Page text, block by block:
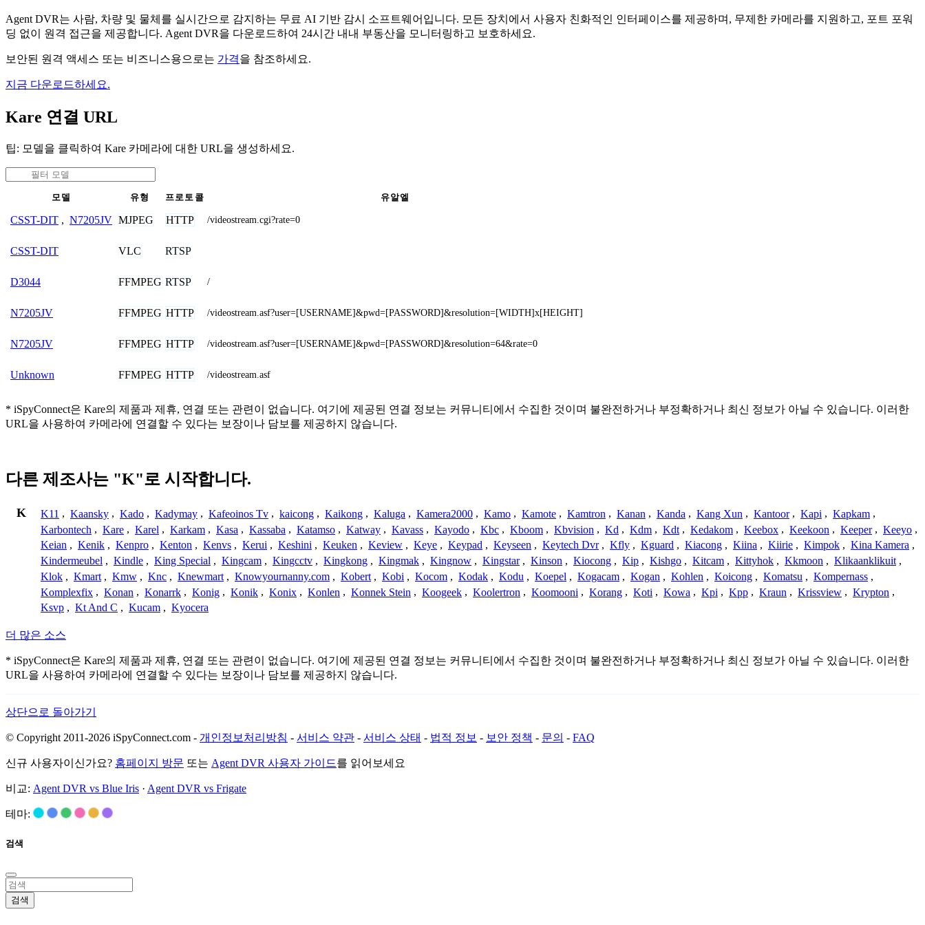
Agent DVR는 사람, 차량 및 물체를 실시간으로 감지하는 무료 AI 기반 감시 소프트웨어입니다. 모든 장치에서 사용자 친화적인 인터페이스를 제공하며, 무제한 카메라를 지원하고, 포트 포워
딩 없이 원격 접근을 제공합니다. Agent DVR을 다운로드하여 24시간 내내 부동산을 모니터링하고 보호하세요.
보안된 원격 액세스 또는 비즈니스용으로는 가격을 참조하세요.
지금 다운로드하세요.
Kare 연결 URL
팁: 모델을 클릭하여 Kare 카메라에 대한 URL을 생성하세요.
모델 유형 프로토콜 유알엘
CSST-DIT , N7205JV MJPEG HTTP /videostream.cgi?rate=0
CSST-DIT VLC RTSP
D3044 FFMPEG RTSP /
N7205JV FFMPEG HTTP /videostream.asf?user=[USERNAME]&pwd=[PASSWORD]&resolution=[WIDTH]x[HEIGHT]
N7205JV FFMPEG HTTP /videostream.asf?user=[USERNAME]&pwd=[PASSWORD]&resolution=64&rate=0
Unknown FFMPEG HTTP /videostream.asf
* iSpyConnect은 Kare의 제품과 제휴, 연결 또는 관련이 없습니다. 여기에 제공된 연결 정보는 커뮤니티에서 수집한 것이며 불완전하거나 부정확하거나 최신 정보가 아닐 수 있습니다. 이러한
URL을 사용하여 카메라에 연결할 수 있다는 보장이나 담보를 제공하지 않습니다.
다른 제조사는 "K"로 시작합니다.
K K11 , Kaansky , Kado , Kadymay , Kafeoinos Tv , kaicong , Kaikong , Kaluga , Kamera2000 , Kamo , Kamote , Kamtron , Kanan , Kanda , Kang Xun , Kantoor , Kapi , Kapkam ,
Karbontech , Kare , Karel , Karkam , Kasa , Kassaba , Katamso , Katway , Kavass , Kayodo , Kbc , Kboom , Kbvision , Kd , Kdm , Kdt , Kedakom , Keebox , Keekoon , Keeper , Keeyo ,
Keian , Kenik , Kenpro , Kenton , Kenvs , Kerui , Keshini , Keuken , Keview , Keye , Keypad , Keyseen , Keytech Dvr , Kfly , Kguard , Kiacong , Kiina , Kiirie , Kimpok , Kina Kamera ,
Kindermeubel , Kindle , King Special , Kingcam , Kingcctv , Kingkong , Kingmak , Kingnow , Kingstar , Kinson , Kiocong , Kip , Kishgo , Kitcam , Kittyhok , Kkmoon , Klikaanklikuit ,
Klok , Kmart , Kmw , Knc , Knewmart , Knowyournanny.com , Kobert , Kobi , Kocom , Kodak , Kodu , Koepel , Kogacam , Kogan , Kohlen , Koicong , Komatsu , Kompernass ,
Komplexfix , Konan , Konarrk , Konig , Konik , Konix , Konlen , Konnek Stein , Koogeek , Koolertron , Koomooni , Korang , Koti , Kowa , Kpi , Kpp , Kraun , Krissview , Krypton ,
Ksvp , Kt And C , Kucam , Kyocera
더 많은 소스
* iSpyConnect은 Kare의 제품과 제휴, 연결 또는 관련이 없습니다. 여기에 제공된 연결 정보는 커뮤니티에서 수집한 것이며 불완전하거나 부정확하거나 최신 정보가 아닐 수 있습니다. 이러한
URL을 사용하여 카메라에 연결할 수 있다는 보장이나 담보를 제공하지 않습니다.
상단으로 돌아가기
© Copyright 2011-2026 iSpyConnect.com - 개인정보처리방침 - 서비스 약관 - 서비스 상태 - 법적 정보 - 보안 정책 - 문의 - FAQ
신규 사용자이신가요? 홈페이지 방문 또는 Agent DVR 사용자 가이드를 읽어보세요
비교: Agent DVR vs Blue Iris · Agent DVR vs Frigate
테마:
검색
검색